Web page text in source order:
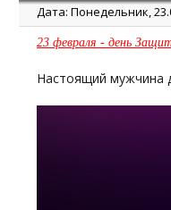
Дата: Понедельник,
23 февраля - день
Настоящий мужчина